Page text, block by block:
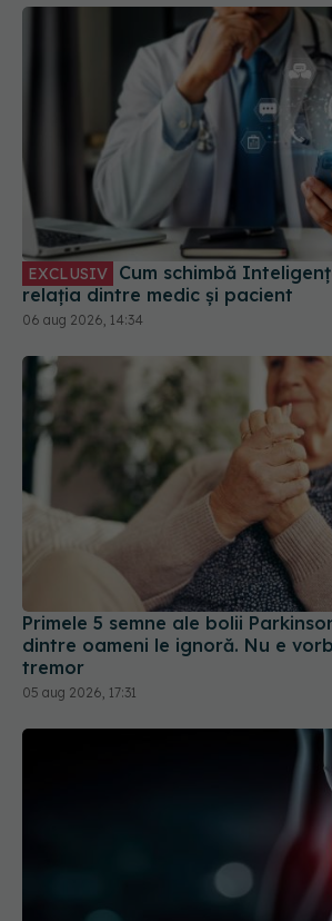
EXCLUSIV
relația dintre medic și pacient
06 aug 2026, 14:34
Primele 5 semne ale bolii
dintre oameni le ignoră. Nu e
tremor
05 aug 2026, 17:31